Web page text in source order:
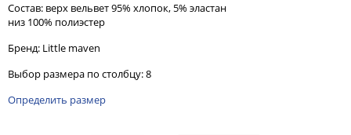
Состав: верх вельвет 95% хлопок, 5% эластан
низ 100% полиэстер
Бренд: Little maven
Выбор размера по столбцу: 8
Определить размер